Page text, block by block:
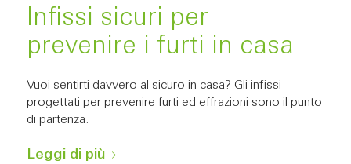
Infissi sicuri per
prevenire i furti in casa
Vuoi sentirti davvero al sicuro in casa? Gli infissi
progettati per prevenire furti ed effrazioni sono il punto
di partenza.
Leggi di più